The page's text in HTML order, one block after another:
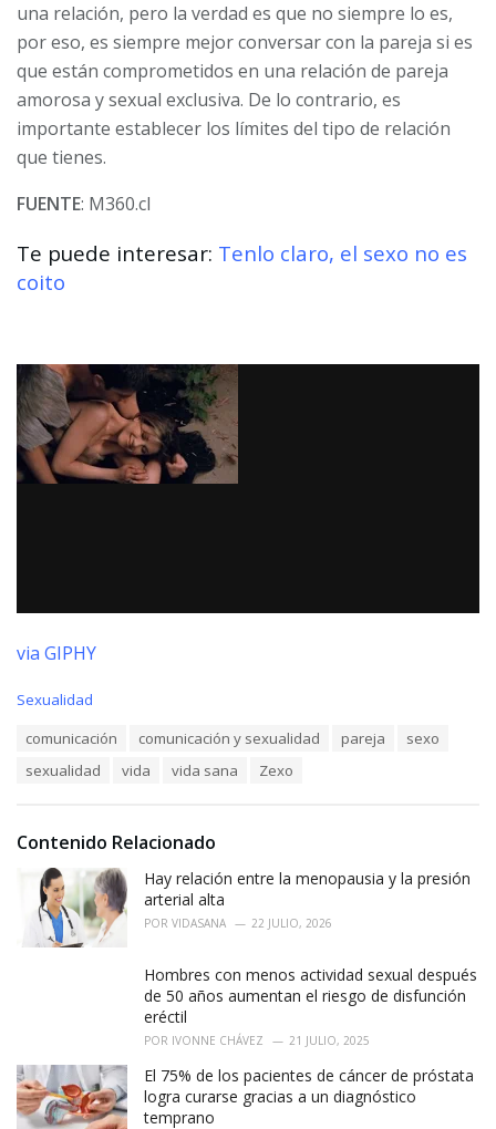
una relación, pero la verdad es que no siempre lo es,
por eso, es siempre mejor conversar con la pareja si es
que están comprometidos en una relación de pareja
amorosa y sexual exclusiva. De lo contrario, es
importante establecer los límites del tipo de relación
que tienes.
FUENTE: M360.cl
Te puede interesar: Tenlo claro, el sexo no es
coito
via GIPHY
C
i
Sexualidad
comunicación comunicación y sexualidad pareja
sexo
sexualidad
vida vida sana Zexo
Contenido Relacionado
Hay relación entre la menopausia y la presión
arterial alta
POR VIDASANA 22 JULIO, 2026
Hombres con menos actividad sexual después
de 50 años aumentan el riesgo de disfunción
eréctil
POR IVONNE CHÁVEZ 21 JULIO, 2025
El 75% de los pacientes de cáncer de próstata
logra curarse gracias a un diagnóstico
temprano